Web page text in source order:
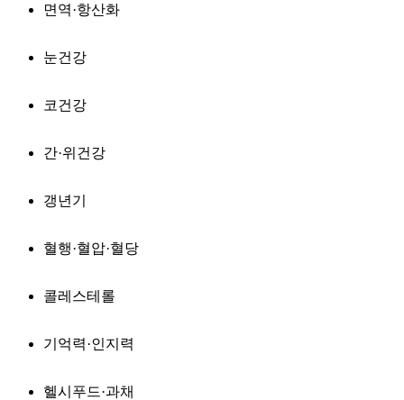
면역·항산화
눈건강
코건강
간·위건강
갱년기
혈행·혈압·혈당
콜레스테롤
기억력·인지력
헬시푸드·과채